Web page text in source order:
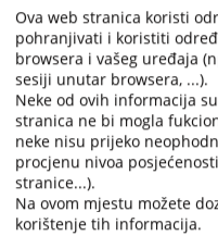
Ova web stranica koristi
pohranjivati i koristiti
browsera i vašeg uređaja
sesiji unutar browsera, ...).
Neke od ovih informacija
stranica ne bi mogla
neke nisu prijeko
procjenu nivoa
stranice...).
Na ovom mjestu možete
korištenje tih informacija.